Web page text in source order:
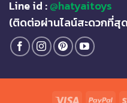
Line id :@hatyaitoys
(ติดต่อผ่านไลน์สะดวกที่สุ